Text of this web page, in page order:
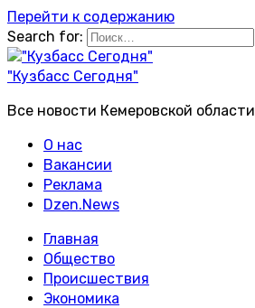
Перейти к содержанию
Search for:
"Кузбасс Сегодня"
Все новости Кемеровской области
О нас
Вакансии
Реклама
Dzen.News
Главная
Общество
Происшествия
Экономика